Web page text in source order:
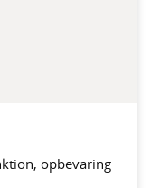
opbevaring